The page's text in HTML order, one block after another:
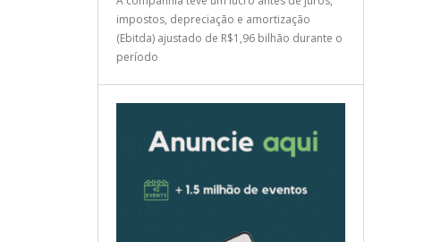
impostos, depreciação e amortização
(Ebitda) ajustado de R$1,96 bilhão durante o
período